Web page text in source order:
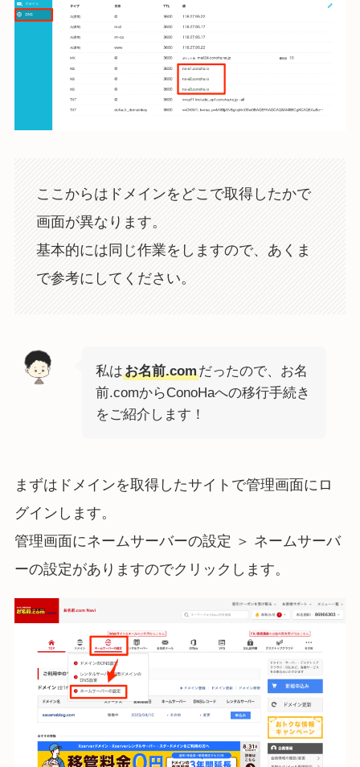
ここからはドメインをどこで取得したかで
画面が異なります。
基本的には同じ作業をしますので、あくま
で参考にしてください。
私はお名前.comだったので、お名
前.comからConoHaへの移行手続き
をご紹介します！
まずはドメインを取得したサイトで管理画面にロ
グインします。
管理画面にネームサーバーの設定 ＞ ネームサーバ
ーの設定がありますのでクリックします。